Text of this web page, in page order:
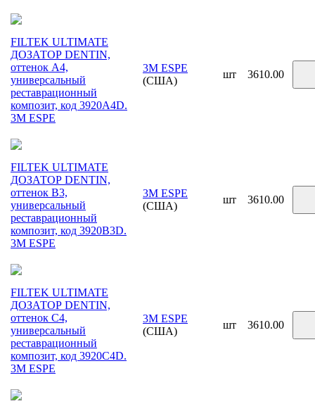
FILTEK ULTIMATE
ДОЗАТОР DENTIN,
оттенок A4,
универсальный
реставрационный
композит, код 3920A4D.
3М ESPE
3M ESPE
(США)
шт 3610.00
FILTEK ULTIMATE
ДОЗАТОР DENTIN,
оттенок B3,
универсальный
реставрационный
композит, код 3920B3D.
3М ESPE
3M ESPE
(США)
шт 3610.00
FILTEK ULTIMATE
ДОЗАТОР DENTIN,
оттенок C4,
универсальный
реставрационный
композит, код 3920C4D.
3М ESPE
3M ESPE
(США)
шт 3610.00